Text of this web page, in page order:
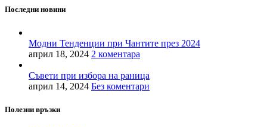
Последни новини
Модни Тенденции при Чантите през 2024
април 18, 2024 2 коментара
Съвети при избора на раница
април 14, 2024 Без коментари
Полезни връзки